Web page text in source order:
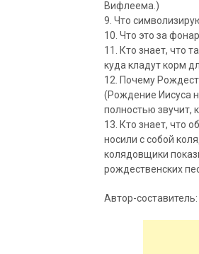
Вифлеема.)
9. Что
10. Что это за
11. Кто знает, что
куда кладут корм
12. Почему
(Рождение Иисуса
полностью звучит,
13. Кто знает, что
носили с собой
колядовщики
рождественских
Автор-